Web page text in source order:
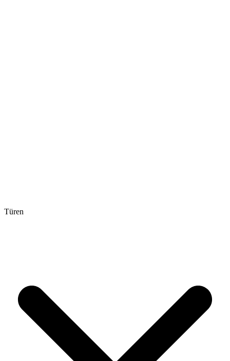
Türen